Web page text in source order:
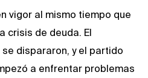
vigor al mismo tiempo que
crisis de deuda. El
dispararon, y el partido
a enfrentar problemas